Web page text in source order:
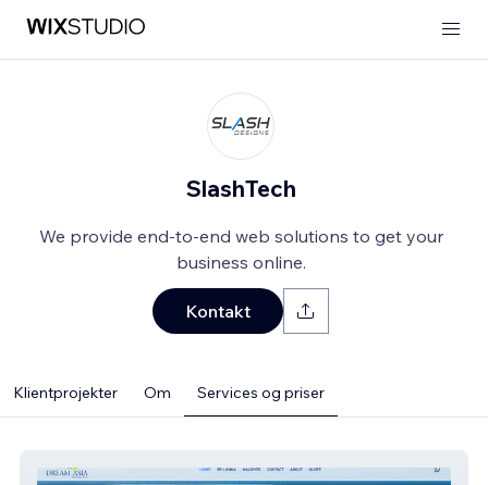
SlashTech
We provide end-to-end web solutions to get your
business online.
Kontakt
Klientprojekter Om Services og priser